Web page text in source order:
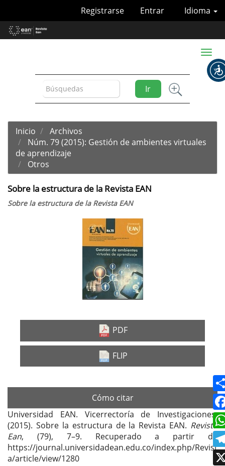
Contenido
principal
Idioma
Registrarse Entrar
Ir
Toggle
Inicio
Archivos
Núm. 79 (2015): Gestión de ambientes virtuales
de aprendizaje
Otros
Sobre la estructura de la Revista EAN
Sobre la estructura de la Revista EAN
PDF
FLIP
Cómo citar
Universidad EAN. Vicerrectoría de Investigaciones.
(2015). Sobre la estructura de la Revista EAN. Revista
Ean, (79), 7–9. Recuperado a partir de
https://journal.universidadean.edu.co/index.php/Revist
a/article/view/1280